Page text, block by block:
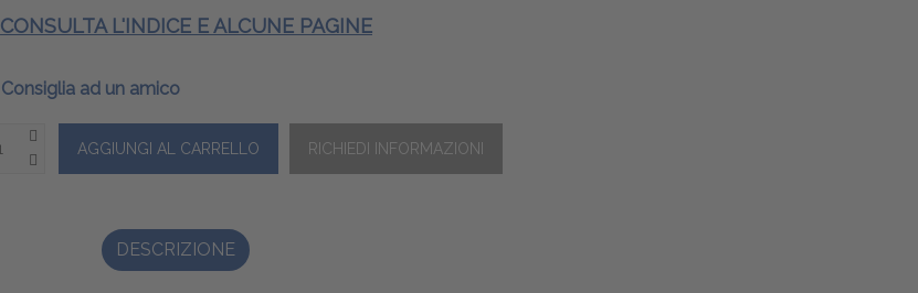
CONSULTA L'INDICE E ALCUNE PAGINE
Consiglia ad un amico
DESCRIZIONE